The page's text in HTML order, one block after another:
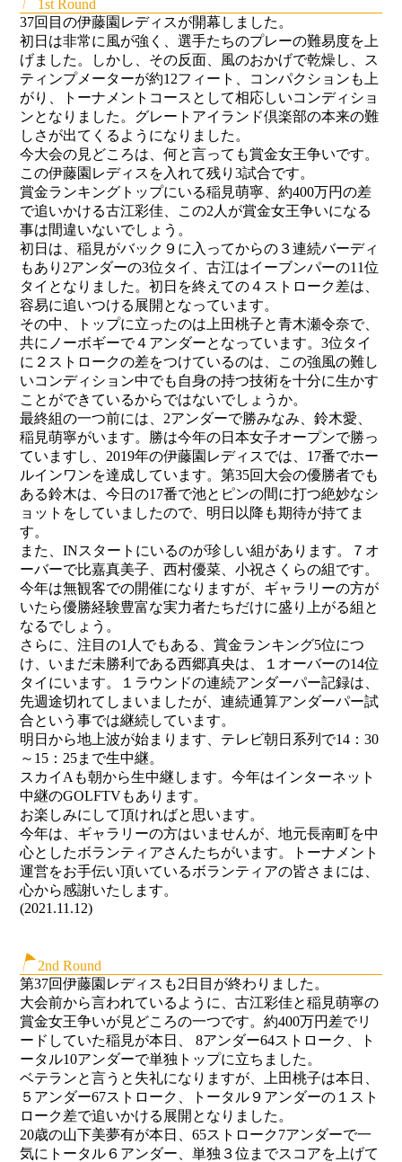
1st Round
37回目の伊藤園レディスが開幕しました。
初日は非常に風が強く、選手たちのプレーの難易度を上
げました。しかし、その反面、風のおかげで乾燥し、ス
ティンプメーターが約12フィート、コンパクションも上
がり、トーナメントコースとして相応しいコンディショ
ンとなりました。グレートアイランド倶楽部の本来の難
しさが出てくるようになりました。
今大会の見どころは、何と言っても賞金女王争いです。
この伊藤園レディスを入れて残り3試合です。
賞金ランキングトップにいる稲見萌寧、約400万円の差
で追いかける古江彩佳、この2人が賞金女王争いになる
事は間違いないでしょう。
初日は、稲見がバック９に入ってからの３連続バーディ
もあり2アンダーの3位タイ、古江はイーブンパーの11位
タイとなりました。初日を終えての４ストローク差は、
容易に追いつける展開となっています。
その中、トップに立ったのは上田桃子と青木瀬令奈で、
共にノーボギーで４アンダーとなっています。3位タイ
に２ストロークの差をつけているのは、この強風の難し
いコンディション中でも自身の持つ技術を十分に生かす
ことができているからではないでしょうか。
最終組の一つ前には、2アンダーで勝みなみ、鈴木愛、
稲見萌寧がいます。勝は今年の日本女子オープンで勝っ
ていますし、2019年の伊藤園レディスでは、17番でホー
ルインワンを達成しています。第35回大会の優勝者でも
ある鈴木は、今日の17番で池とピンの間に打つ絶妙なシ
ョットをしていましたので、明日以降も期待が持てま
す。
また、INスタートにいるのが珍しい組があります。７オ
ーバーで比嘉真美子、西村優菜、小祝さくらの組です。
今年は無観客での開催になりますが、ギャラリーの方が
いたら優勝経験豊富な実力者たちだけに盛り上がる組と
なるでしょう。
さらに、注目の1人でもある、賞金ランキング5位につ
け、いまだ未勝利である西郷真央は、１オーバーの14位
タイにいます。１ラウンドの連続アンダーパー記録は、
先週途切れてしまいましたが、連続通算アンダーパー試
合という事では継続しています。
明日から地上波が始まります、テレビ朝日系列で14：30
～15：25まで生中継。
スカイAも朝から生中継します。今年はインターネット
中継のGOLFTVもあります。
お楽しみにして頂ければと思います。
今年は、ギャラリーの方はいませんが、地元長南町を中
心としたボランティアさんたちがいます。トーナメント
運営をお手伝い頂いているボランティアの皆さまには、
心から感謝いたします。
(2021.11.12)
2nd Round
第37回伊藤園レディスも2日目が終わりました。
大会前から言われているように、古江彩佳と稲見萌寧の
賞金女王争いが見どころの一つです。約400万円差でリ
ードしていた稲見が本日、 8アンダー64ストローク、ト
ータル10アンダーで単独トップに立ちました。
ベテランと言うと失礼になりますが、上田桃子は本日、
５アンダー67ストローク、トータル９アンダーの１スト
ローク差で追いかける展開となりました。
20歳の山下美夢有が本日、65ストローク7アンダーで一
気にトータル６アンダー、単独３位までスコアを上げて